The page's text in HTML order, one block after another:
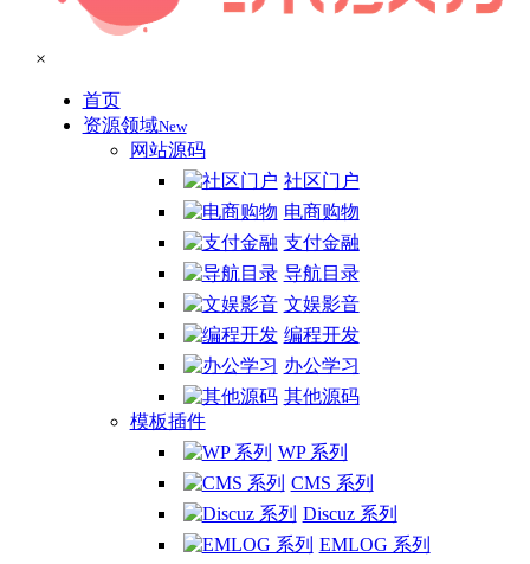
×
首页
资源领域New
网站源码
社区门户
电商购物
支付金融
导航目录
文娱影音
编程开发
办公学习
其他源码
模板插件
WP 系列
CMS 系列
Discuz 系列
EMLOG 系列